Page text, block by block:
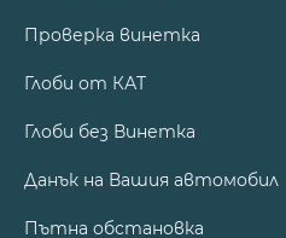
Проверка винетка
Глоби от КАТ
Глоби без Винетка
Данък на Вашия автомобил
Пътна обстановка